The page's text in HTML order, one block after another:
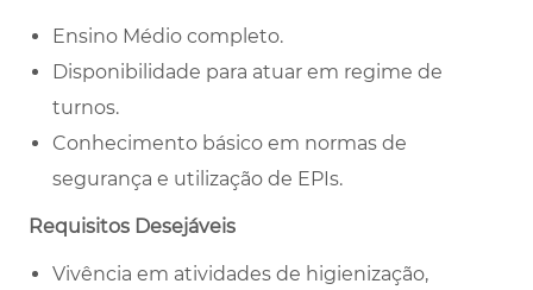
Ensino Médio completo.
Disponibilidade para atuar em regime de
turnos.
Conhecimento básico em normas de
segurança e utilização de EPIs.
Requisitos Desejáveis
Vivência em atividades de higienização,